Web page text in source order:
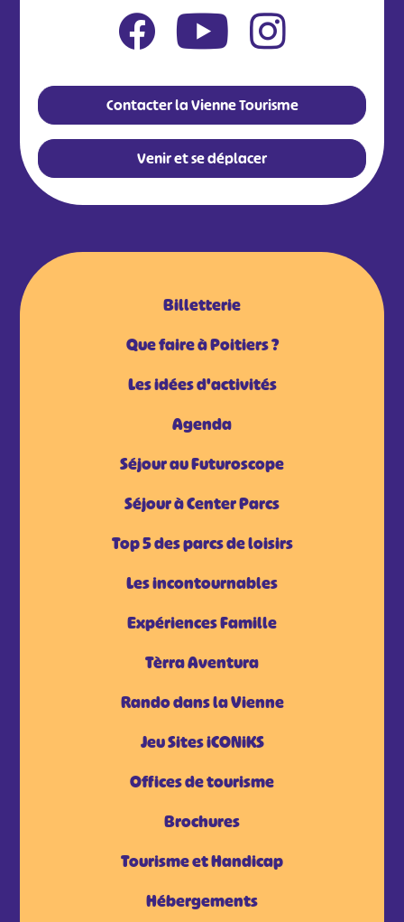
Contacter la Vienne Tourisme
Venir et se déplacer
Billetterie
Que faire à Poitiers ?
Les idées d'activités
Agenda
Séjour au Futuroscope
Séjour à Center Parcs
Top 5 des parcs de loisirs
Les incontournables
Expériences Famille
Tèrra Aventura
Rando dans la Vienne
Jeu Sites iCONiKS
Offices de tourisme
Brochures
Tourisme et Handicap
Hébergements